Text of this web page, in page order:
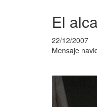
El
22/12/2007
Mensaje